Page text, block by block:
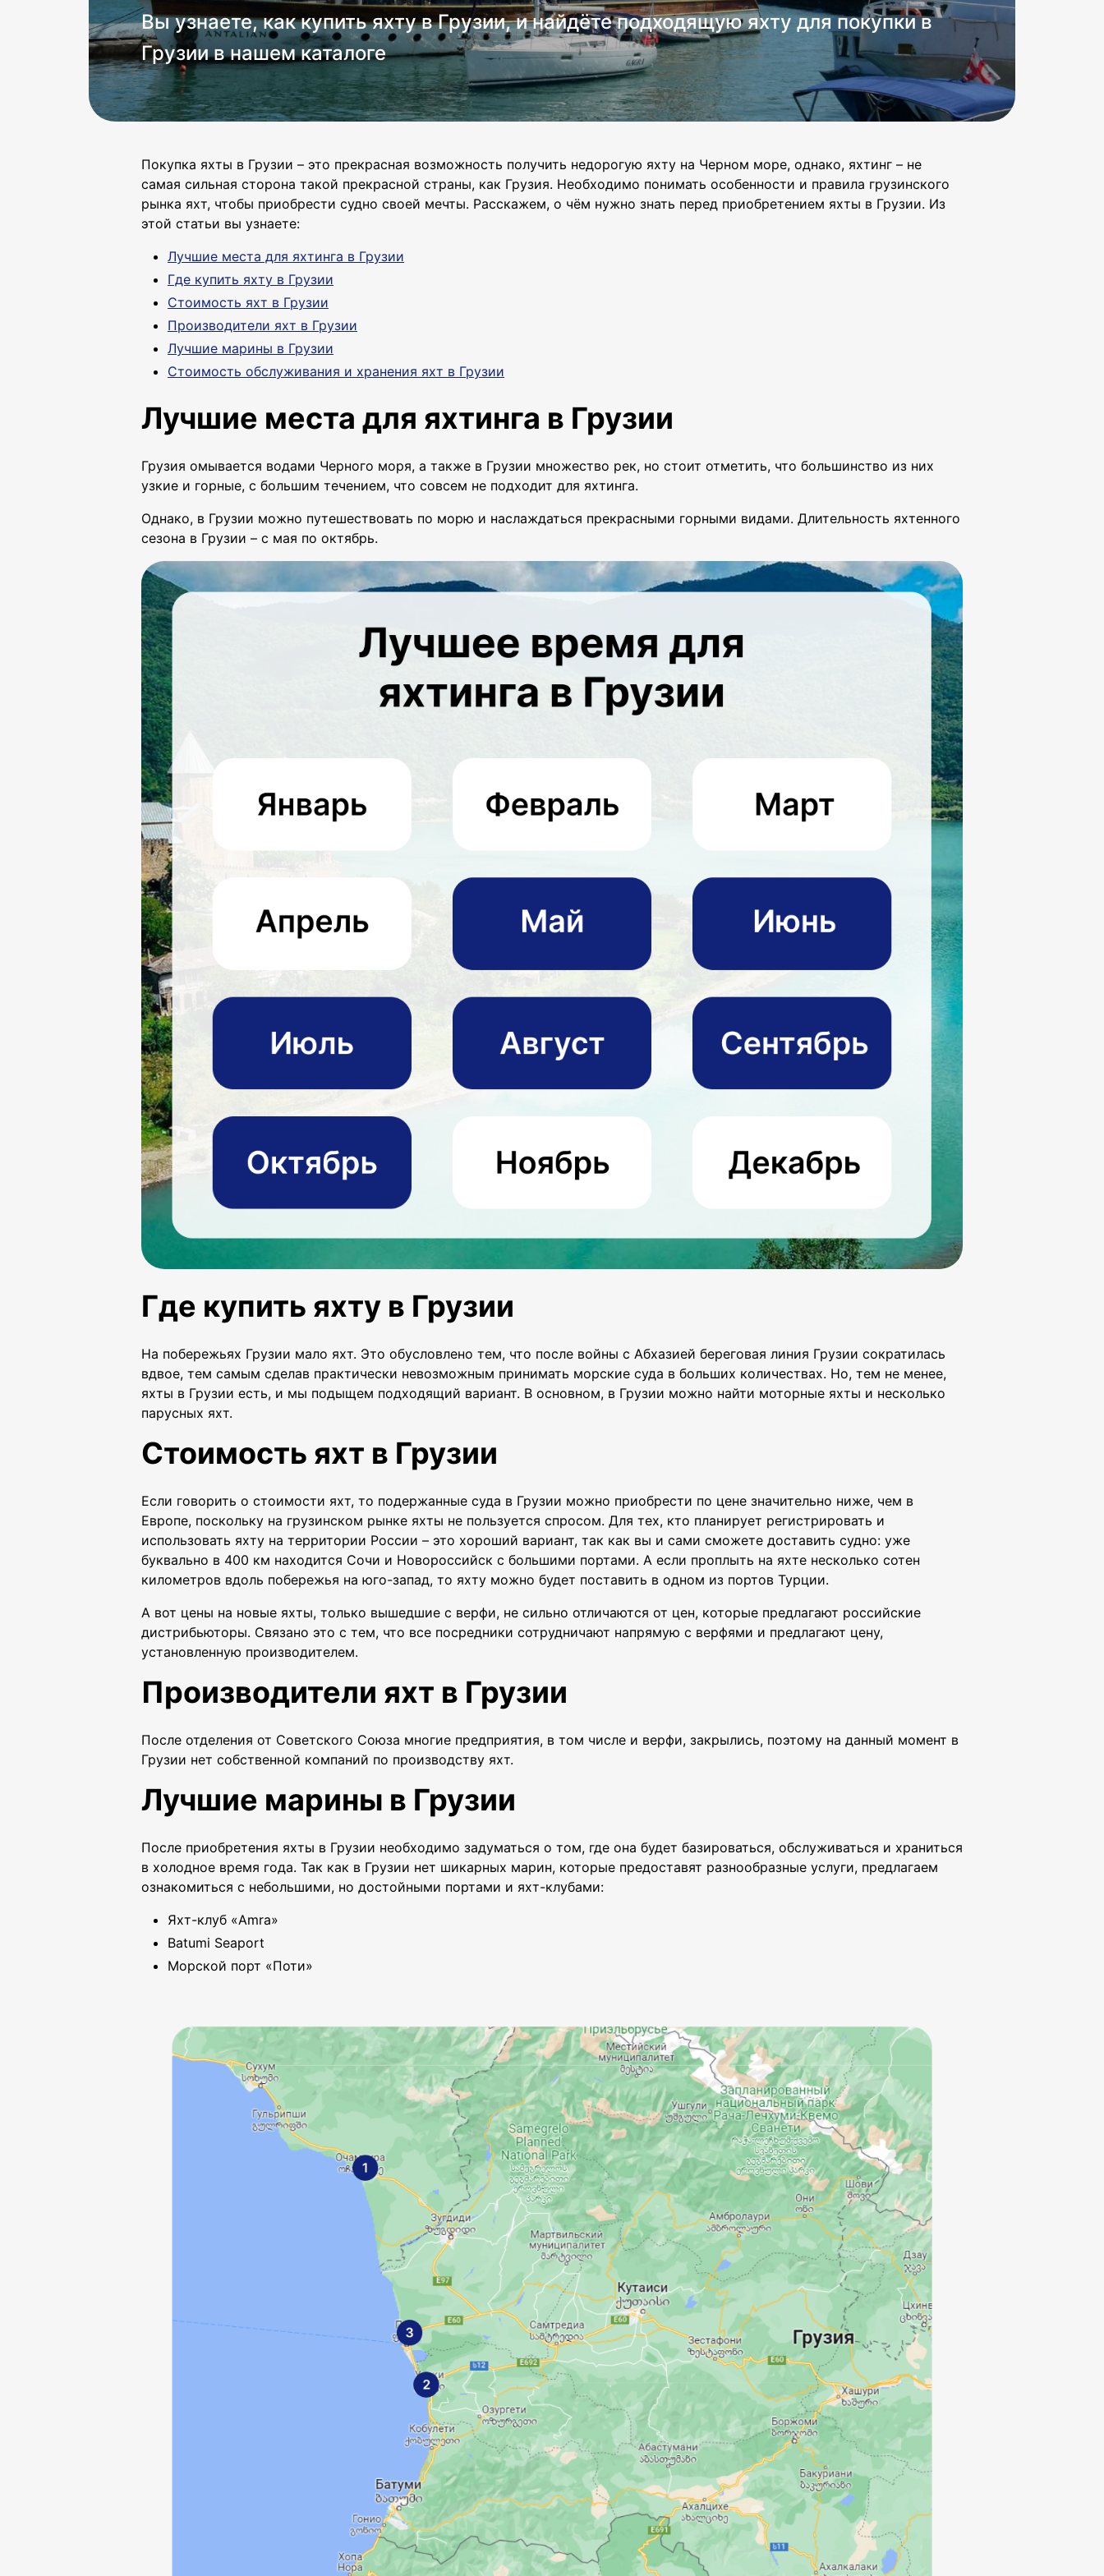
Вы узнаете, как купить яхту в Грузии, и найдёте подходящую яхту для покупки в
Грузии в нашем каталоге
Покупка яхты в Грузии – это прекрасная возможность получить недорогую яхту на Черном море, однако, яхтинг – не
самая сильная сторона такой прекрасной страны, как Грузия. Необходимо понимать особенности и правила грузинского
рынка яхт, чтобы приобрести судно своей мечты. Расскажем, о чём нужно знать перед приобретением яхты в Грузии. Из
этой статьи вы узнаете:
Лучшие места для яхтинга в Грузии
Где купить яхту в Грузии
Стоимость яхт в Грузии
Производители яхт в Грузии
Лучшие марины в Грузии
Стоимость обслуживания и хранения яхт в Грузии
Лучшие места для яхтинга в Грузии
Грузия омывается водами Черного моря, а также в Грузии множество рек, но стоит отметить, что большинство из них
узкие и горные, с большим течением, что совсем не подходит для яхтинга.
Однако, в Грузии можно путешествовать по морю и наслаждаться прекрасными горными видами. Длительность яхтенного
сезона в Грузии – с мая по октябрь.
Где купить яхту в Грузии
На побережьях Грузии мало яхт. Это обусловлено тем, что после войны с Абхазией береговая линия Грузии сократилась
вдвое, тем самым сделав практически невозможным принимать морские суда в больших количествах. Но, тем не менее,
яхты в Грузии есть, и мы подыщем подходящий вариант. В основном, в Грузии можно найти моторные яхты и несколько
парусных яхт.
Стоимость яхт в Грузии
Если говорить о стоимости яхт, то подержанные суда в Грузии можно приобрести по цене значительно ниже, чем в
Европе, поскольку на грузинском рынке яхты не пользуется спросом. Для тех, кто планирует регистрировать и
использовать яхту на территории России – это хороший вариант, так как вы и сами сможете доставить судно: уже
буквально в 400 км находится Сочи и Новороссийск с большими портами. А если проплыть на яхте несколько сотен
километров вдоль побережья на юго-запад, то яхту можно будет поставить в одном из портов Турции.
А вот цены на новые яхты, только вышедшие с верфи, не сильно отличаются от цен, которые предлагают российские
дистрибьюторы. Связано это с тем, что все посредники сотрудничают напрямую с верфями и предлагают цену,
установленную производителем.
Производители яхт в Грузии
После отделения от Советского Союза многие предприятия, в том числе и верфи, закрылись, поэтому на данный момент в
Грузии нет собственной компаний по производству яхт.
Лучшие марины в Грузии
После приобретения яхты в Грузии необходимо задуматься о том, где она будет базироваться, обслуживаться и храниться
в холодное время года. Так как в Грузии нет шикарных марин, которые предоставят разнообразные услуги, предлагаем
ознакомиться с небольшими, но достойными портами и яхт-клубами:
Яхт-клуб «Amra»
Batumi Seaport
Морской порт «Поти»